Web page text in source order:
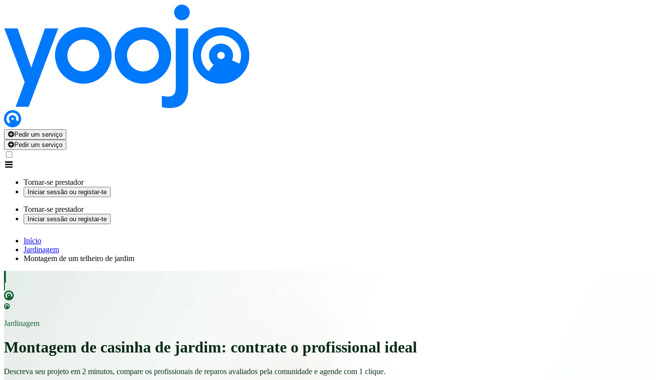
Pedir um serviço
Pedir um serviço
Tornar-se prestador
Iniciar sessão ou registar-te
Tornar-se prestador
Iniciar sessão ou registar-te
Início
Jardinagem
Montagem de um telheiro de jardim
Jardinagem
Montagem de casinha de jardim: contrate o profissional ideal
Descreva seu projeto em 2 minutos, compare os profissionais de reparos avaliados pela comunidade e agende com 1 clique.